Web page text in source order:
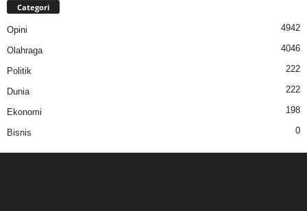
Categori
Opini 4942
Olahraga 4046
Politik 222
Dunia 222
Ekonomi 198
Bisnis 0